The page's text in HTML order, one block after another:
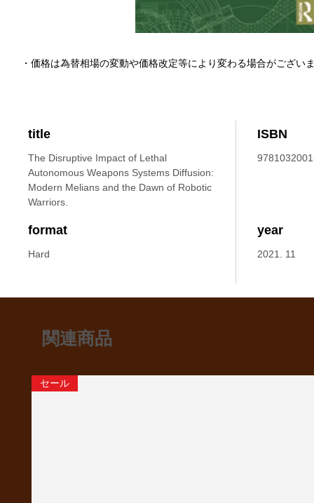
title
The Disruptive Impact of Lethal
Autonomous Weapons Systems Diffusion:
Modern Melians and the Dawn of Robotic
Warriors.
ISBN
format
Hard
year
2021. 11
・価格は為替相場の変動や価格改定等により変わる場合がござい
関連商品
セール